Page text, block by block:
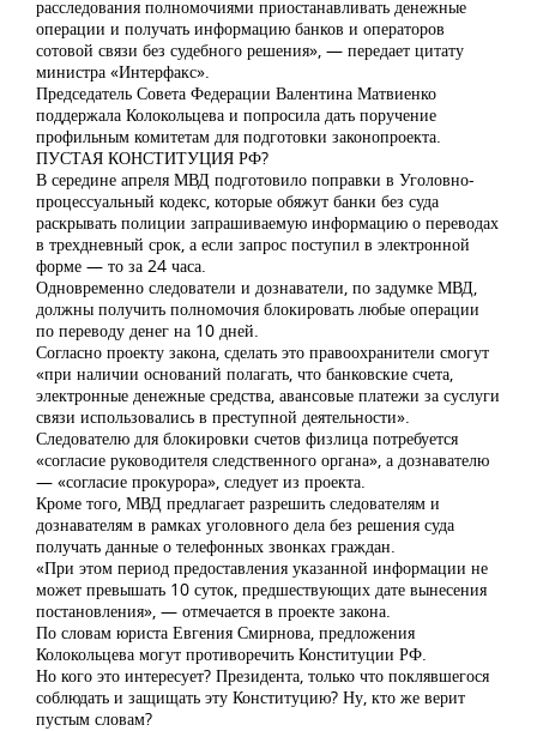
расследования полномочиями приостанавливать денежные
операции и получать информацию банков и операторов
сотовой связи без судебного решения», — передает цитату
министра «Интерфакс».
Председатель Совета Федерации Валентина Матвиенко
поддержала Колокольцева и попросила дать поручение
профильным комитетам для подготовки законопроекта.
ПУСТАЯ КОНСТИТУЦИЯ РФ?
В середине апреля МВД подготовило поправки в Уголовно-
процессуальный кодекс, которые обяжут банки без суда
раскрывать полиции запрашиваемую информацию о переводах
в трехдневный срок, а если запрос поступил в электронной
форме — то за 24 часа.
Одновременно следователи и дознаватели, по задумке МВД,
должны получить полномочия блокировать любые операции
по переводу денег на 10 дней.
Согласно проекту закона, сделать это правоохранители смогут
«при наличии оснований полагать, что банковские счета,
электронные денежные средства, авансовые платежи за суслуги
связи использовались в преступной деятельности».
Следователю для блокировки счетов физлица потребуется
«согласие руководителя следственного органа», а дознавателю
— «согласие прокурора», следует из проекта.
Кроме того, МВД предлагает разрешить следователям и
дознавателям в рамках уголовного дела без решения суда
получать данные о телефонных звонках граждан.
«При этом период предоставления указанной информации не
может превышать 10 суток, предшествующих дате вынесения
постановления», — отмечается в проекте закона.
По словам юриста Евгения Смирнова, предложения
Колокольцева могут противоречить Конституции РФ.
Но кого это интересует? Президента, только что поклявшегося
соблюдать и защищать эту Конституцию? Ну, кто же верит
пустым словам?